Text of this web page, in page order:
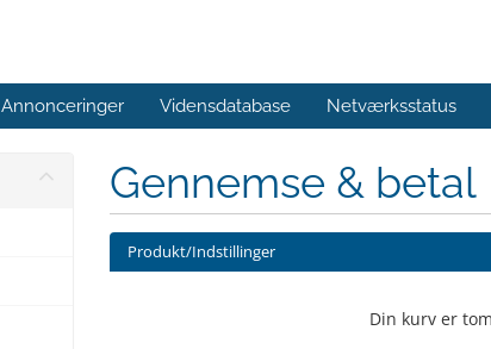
Annonceringer Vidensdatabase Netværksstatus
Gennemse & betal
Produkt/Indstillinger
Din kurv er tom